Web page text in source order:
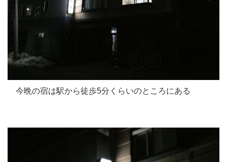
今晩の宿は駅から徒歩5分くらいのところにある